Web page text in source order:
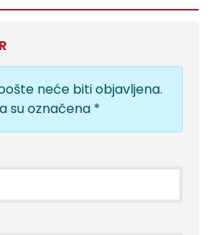
neće biti objavljena.
su označena *